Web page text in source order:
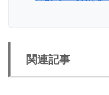
関連記事